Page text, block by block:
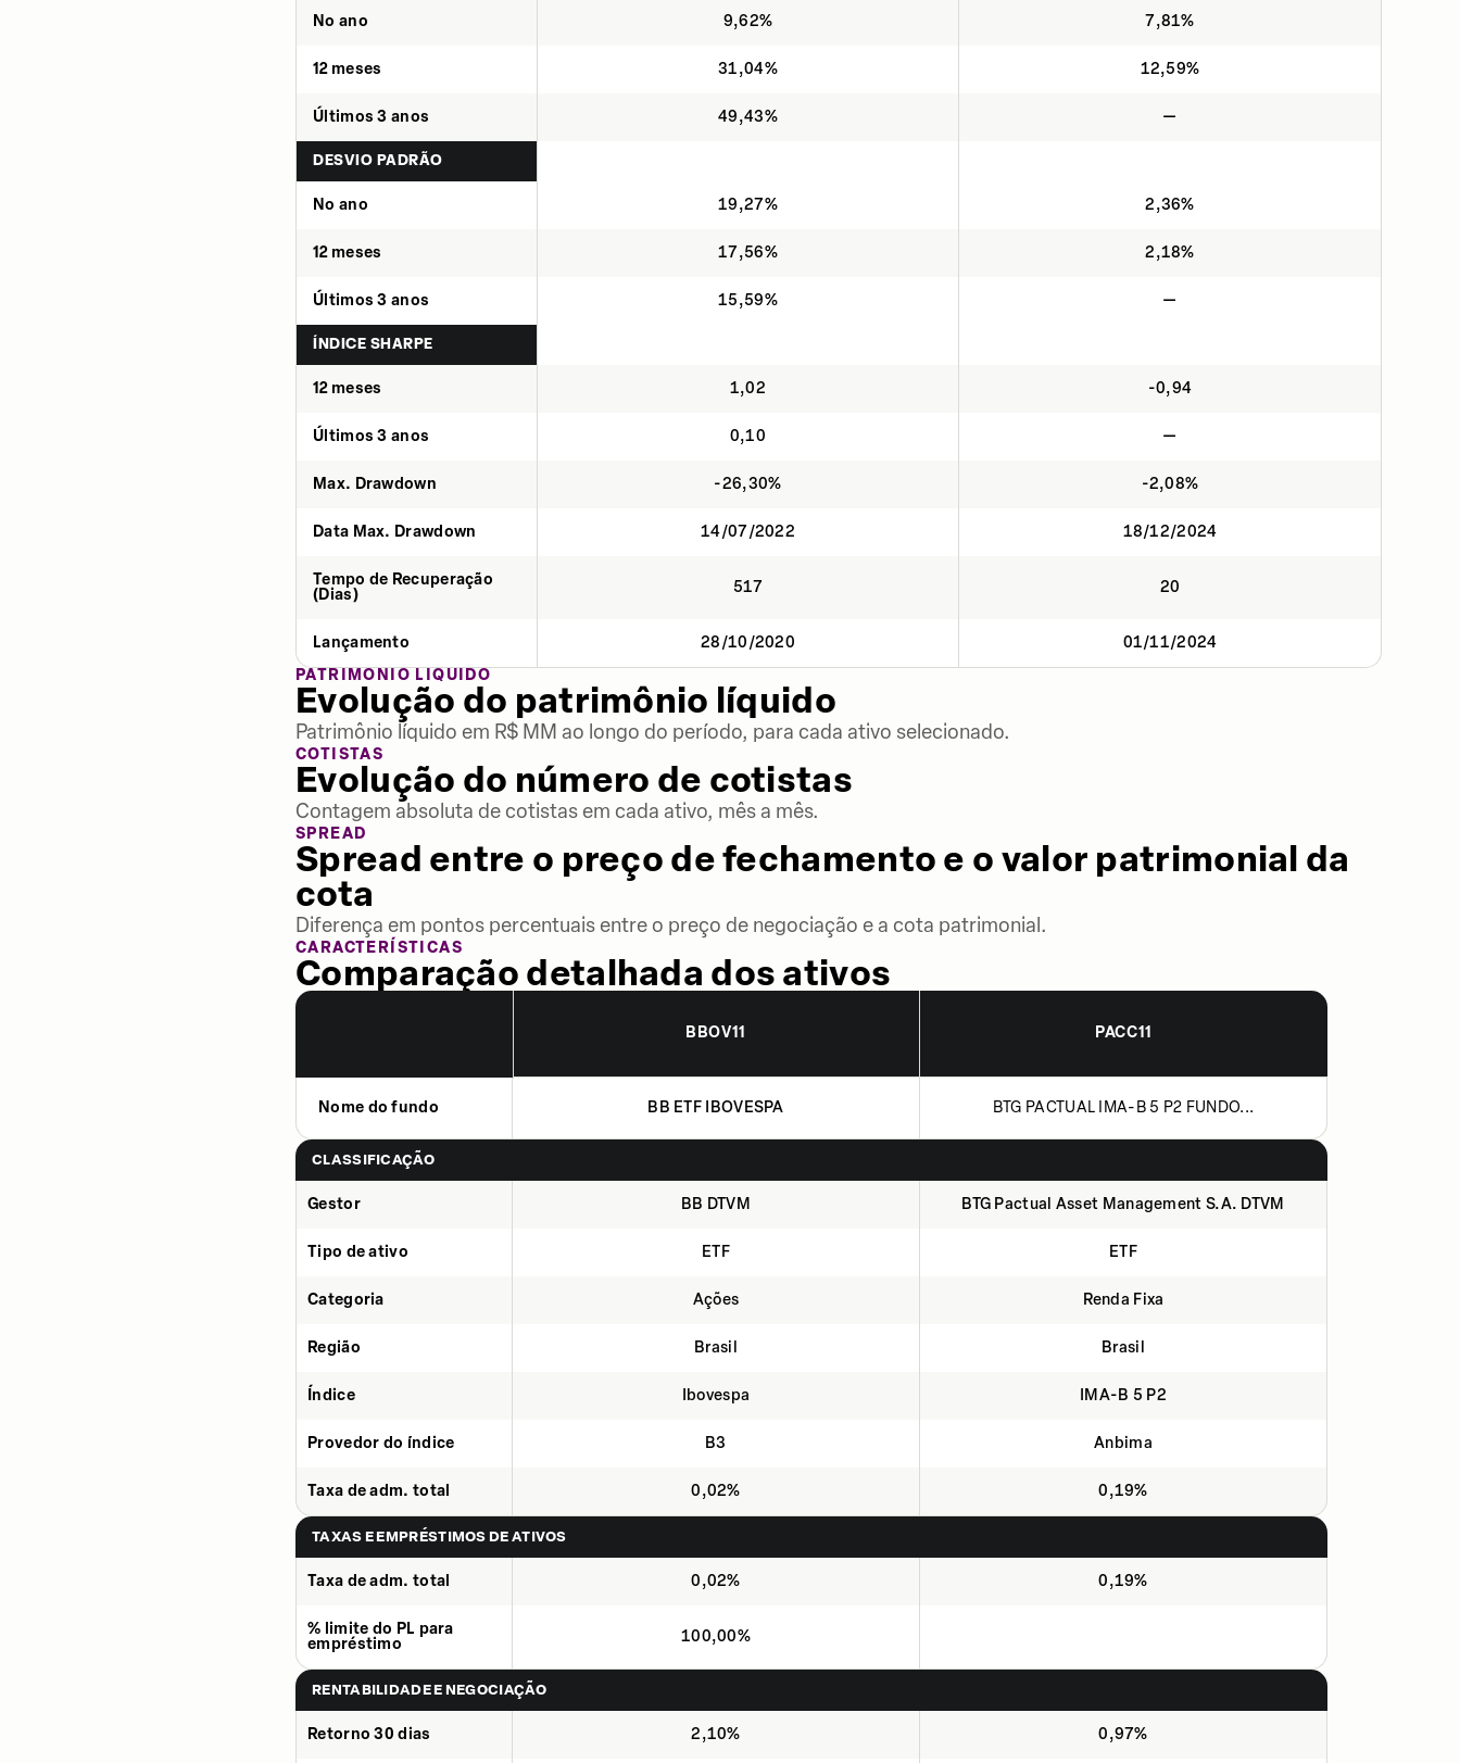
No ano 9,62% 7,81%
12 meses 31,04% 12,59%
Últimos 3 anos 49,43% —
DESVIO PADRÃO
No ano 19,27% 2,36%
12 meses 17,56% 2,18%
Últimos 3 anos 15,59% —
ÍNDICE SHARPE
12 meses 1,02 -0,94
Últimos 3 anos 0,10 —
Max. Drawdown -26,30% -2,08%
Data Max. Drawdown 14/07/2022 18/12/2024
Tempo de Recuperação
(Dias)
517 20
Lançamento 28/10/2020
01/11/2024
PATRIMÔNIO LÍQUIDO
Evolução do patrimônio líquido
Patrimônio líquido em R$ MM ao longo do período, para cada ativo selecionado.
COTISTAS
Evolução do número de cotistas
Contagem absoluta de cotistas em cada ativo, mês a mês.
SPREAD
Spread entre o preço de fechamento e o valor patrimonial da
cota
Diferença em pontos percentuais entre o preço de negociação e a cota patrimonial.
CARACTERÍSTICAS
Comparação detalhada dos ativos
BBOV11 PACC11
Nome do fundo BB ETF IBOVESPA BTG PACTUAL IMA-B 5 P2 FUNDO...
CLASSIFICAÇÃO
Gestor BB DTVM BTG Pactual Asset Management S.A. DTVM
Tipo de ativo ETF ETF
Categoria Ações Renda Fixa
Região Brasil Brasil
Índice Ibovespa IMA-B 5 P2
Provedor do índice B3 Anbima
Taxa de adm. total 0,02% 0,19%
TAXAS E EMPRÉSTIMOS DE ATIVOS
Taxa de adm. total 0,02% 0,19%
% limite do PL para
empréstimo
100,00%
RENTABILIDADE E NEGOCIAÇÃO
Retorno 30 dias 2,10% 0,97%